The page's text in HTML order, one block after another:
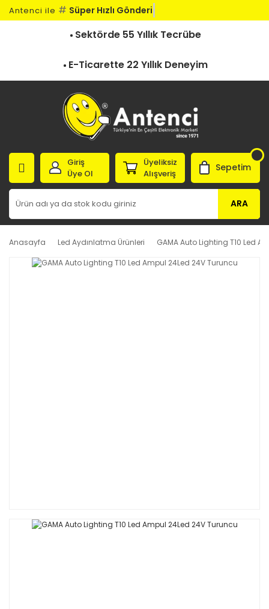
Antenci ile # Süper Hızlı Gönderi
Sektörde 55 Yıllık Tecrübe
E-Ticarette 22 Yıllık Deneyim
ARA
Giriş
Üye Ol
Üyeliksiz
Alışveriş
Sepetim
Anasayfa Led Aydınlatma Ürünleri GAMA Auto Lighting T10 Led